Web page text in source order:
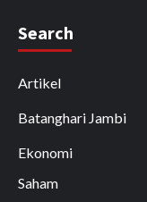
Search
Artikel
Batanghari Jambi
Ekonomi
Saham